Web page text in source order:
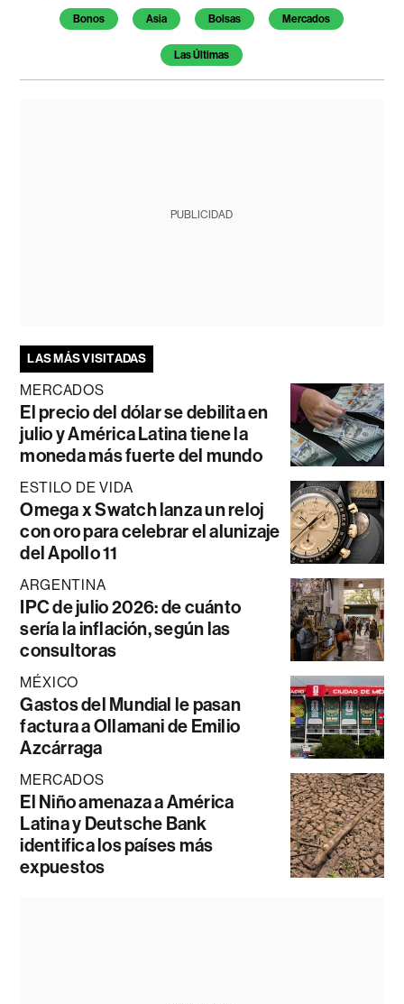
Bonos Asia Bolsas Mercados
Las Últimas
PUBLICIDAD
LAS MÁS VISITADAS
MERCADOS
El precio del dólar se debilita en
julio y América Latina tiene la
moneda más fuerte del mundo
ESTILO DE VIDA
Omega x Swatch lanza un reloj
con oro para celebrar el alunizaje
del Apollo 11
ARGENTINA
IPC de julio 2026: de cuánto
sería la inflación, según las
consultoras
MÉXICO
Gastos del Mundial le pasan
factura a Ollamani de Emilio
Azcárraga
MERCADOS
El Niño amenaza a América
Latina y Deutsche Bank
identifica los países más
expuestos